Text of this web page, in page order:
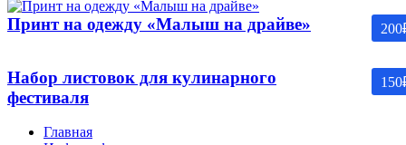
200
Принт на одежду «Малыш на драйве»
150
Набор листовок для кулинарного
фестиваля
Главная